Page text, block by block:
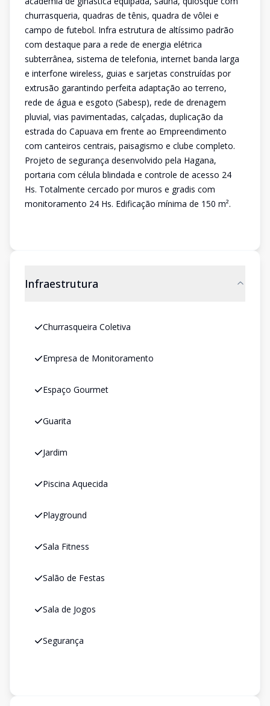
churrasqueria, quadras de tênis, quadra de vôlei e
campo de futebol. Infra estrutura de altíssimo padrão
com destaque para a rede de energia elétrica
subterrânea, sistema de telefonia, internet banda larga
e interfone wireless, guias e sarjetas construídas por
extrusão garantindo perfeita adaptação ao terreno,
rede de água e esgoto (Sabesp), rede de drenagem
pluvial, vias pavimentadas, calçadas, duplicação da
estrada do Capuava em frente ao Empreendimento
com canteiros centrais, paisagismo e clube completo.
Projeto de segurança desenvolvido pela Hagana,
portaria com célula blindada e controle de acesso 24
Hs. Totalmente cercado por muros e gradis com
monitoramento 24 Hs. Edificação mínima de 150 m².
Infraestrutura
Churrasqueira Coletiva
Empresa de Monitoramento
Espaço Gourmet
Guarita
Jardim
Piscina Aquecida
Playground
Sala Fitness
Salão de Festas
Sala de Jogos
Segurança